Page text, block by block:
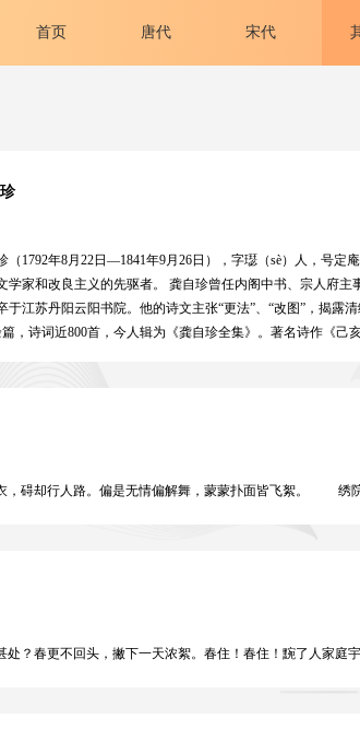
首页 唐代 宋代
（1792年8月22日—1841年9月26日），字璱（sè）人，号
学家和改良主义的先驱者。 龚自珍曾任内阁中书、宗人府
于江苏丹阳云阳书院。他的诗文主张“更法”、“改图”，揭露
篇，诗词近800首，今人辑为《龚自珍全集》。著名诗作《己
碍却行人路。偏是无情偏解舞，蒙蒙扑面皆飞絮。 绣院
春更不回头，撇下一天浓絮。春住！春住！黦了人家庭宇